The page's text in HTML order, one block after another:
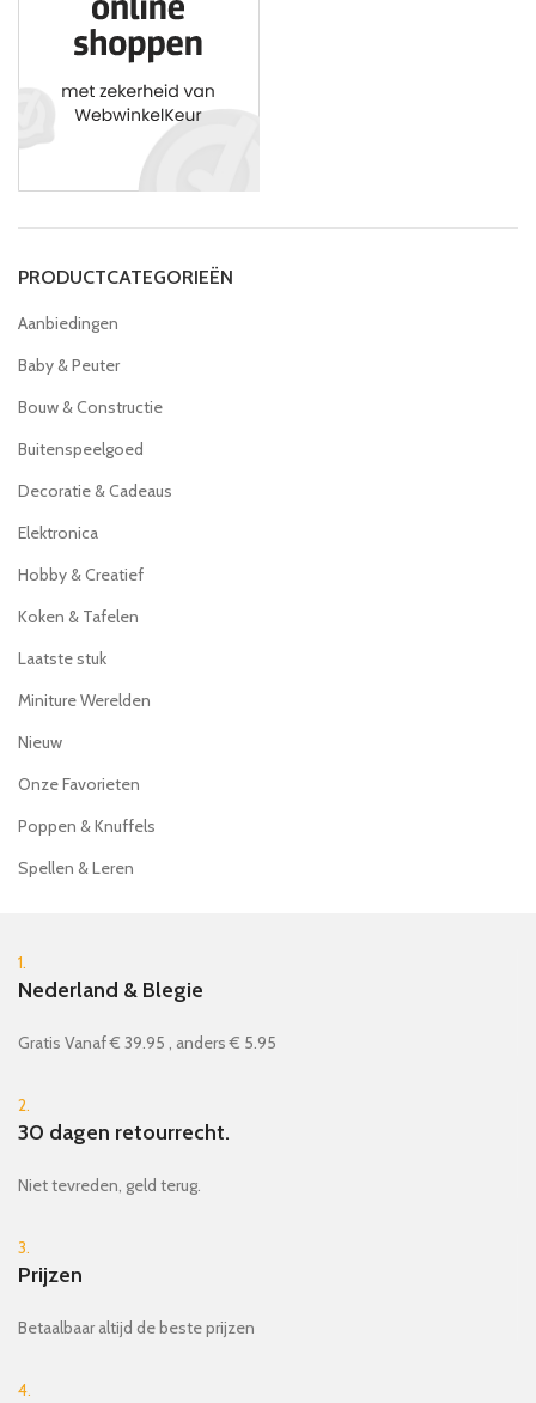
PRODUCTCATEGORIEËN
Aanbiedingen
Baby & Peuter
Bouw & Constructie
Buitenspeelgoed
Decoratie & Cadeaus
Elektronica
Hobby & Creatief
Koken & Tafelen
Laatste stuk
Miniture Werelden
Nieuw
Onze Favorieten
Poppen & Knuffels
Spellen & Leren
1.
Nederland & Blegie
Gratis Vanaf € 39.95 , anders € 5.95
2.
30 dagen retourrecht.
Niet tevreden, geld terug.
3.
Prijzen
Betaalbaar altijd de beste prijzen
4.